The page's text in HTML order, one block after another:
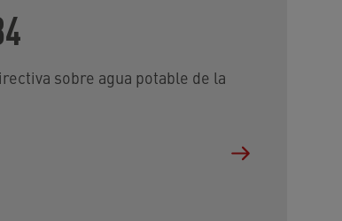
sobre agua potable de la